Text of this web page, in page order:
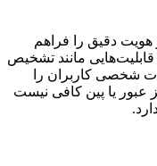
دقیق را فراهم
مانند تشخیص
شخصی کاربران را
عبور یا پین کافی نیست